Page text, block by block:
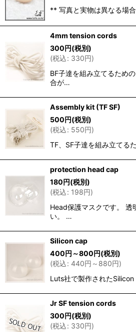
** 写真と実物は異なる場
4mm tension cords
300円(税別)
(税込: 330円)
BF子達を組み立てるため
合が…
Assembly kit (TF SF)
500円(税別)
(税込: 550円)
TF、SF子達を組み立てる
protection head cap
180円(税別)
(税込: 198円)
Head保護マスクです。 透
い。 …
Silicon cap
400円 ～800円(税別)
(税込: 440円 ～880円)
Luts社で製作された
Jr SF tension cords
300円(税別)
(税込: 330円)